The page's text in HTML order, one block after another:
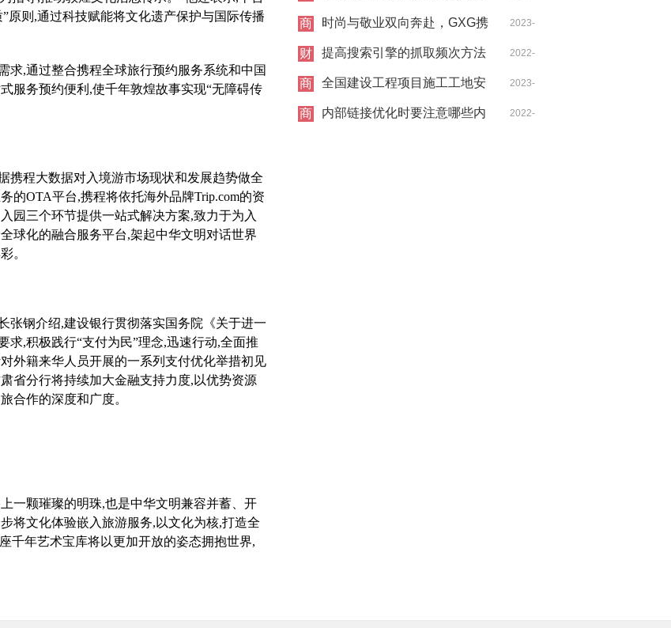
原则,通过科技赋能将文化遗产保护与国际传播
求,通过整合携程全球旅行预约服务系统和中国
服务预约便利,使千年敦煌故事实现“无障碍传
携程大数据对入境游市场现状和发展趋势做全
的OTA平台,携程将依托海外品牌Trip.com的资
园三个环节提供一站式解决方案,致力于为入
球化的融合服务平台,架起中华文明对话世界
。
张钢介绍,建设银行贯彻落实国务院《关于进一
,积极践行“支付为民”理念,迅速行动,全面推
外籍来华人员开展的一系列支付优化举措初见
省分行将持续加大金融支持力度,以优势资源
合作的深度和广度。
一颗璀璨的明珠,也是中华文明兼容并蓄、开
将文化体验嵌入旅游服务,以文化为核,打造全
千年艺术宝库将以更加开放的姿态拥抱世界,
遗产与现实启示 05-02
商
时尚与敬业双向奔赴，GXG携
手龚俊重塑青年通勤新时尚
2023-
09-04
财
提高搜索引擎的抓取频次方法 2022-
01-07
商
全国建设工程项目施工工地安
全生产标准化项目观摩会在蚌
2023-
08-01
商
内部链接优化时要注意哪些内 2022-